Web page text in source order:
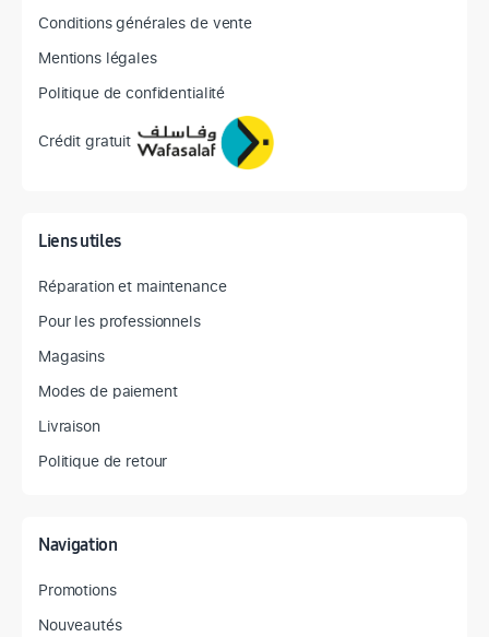
Conditions générales de vente
Mentions légales
Politique de confidentialité
Crédit gratuit
Liens utiles
Réparation et maintenance
Pour les professionnels
Magasins
Modes de paiement
Livraison
Politique de retour
Navigation
Promotions
Nouveautés